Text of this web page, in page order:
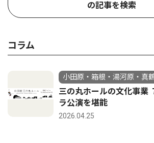
の記事を検索
コラム
小田原・箱根・湯河原・真
三の丸ホールの文化事業
ラ公演を堪能
2026.04.25